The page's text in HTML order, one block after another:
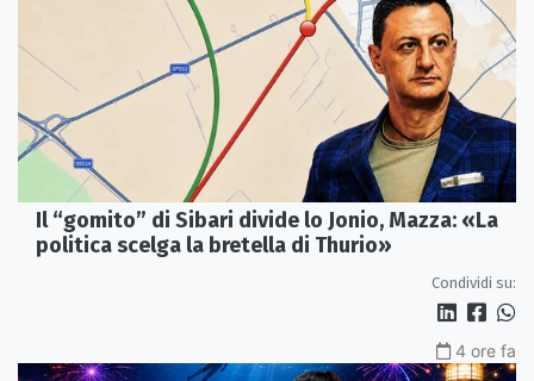
Il “gomito” di Sibari divide lo Jonio, Mazza: «La
politica scelga la bretella di Thurio»
Condividi su:
4 ore fa